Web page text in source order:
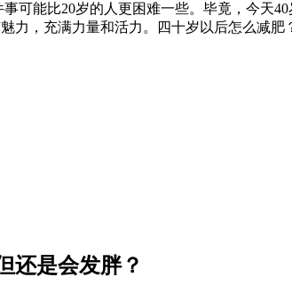
可能比20岁的人更困难一些。毕竟，今天
，充满力量和活力。四十岁以后怎么减
还是会发胖？